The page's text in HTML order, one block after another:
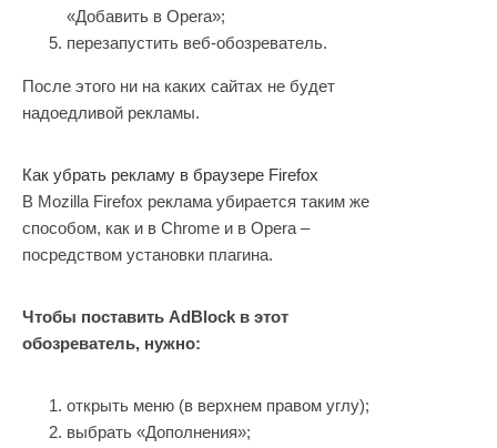
«Добавить в Opera»;
перезапустить веб-обозреватель.
После этого ни на каких сайтах не будет
надоедливой рекламы.
Как убрать рекламу в браузере Firefox
В Mozilla Firefox реклама убирается таким же
способом, как и в Chrome и в Opera –
посредством установки плагина.
Чтобы поставить AdBlock в этот
обозреватель, нужно:
открыть меню (в верхнем правом углу);
выбрать «Дополнения»;